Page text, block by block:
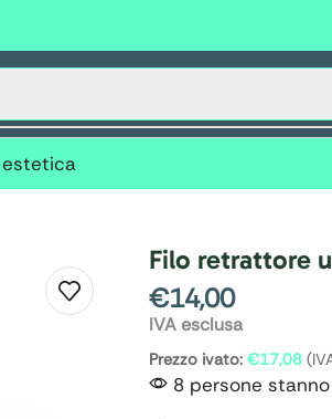
estetica
Filo retrattore
€14,00
IVA esclusa
Prezzo ivato: €17,08
8 persone